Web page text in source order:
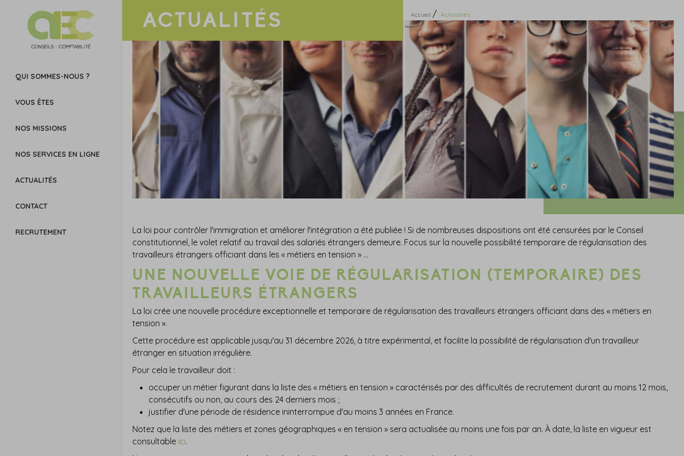
QUI SOMMES-NOUS ?
VOUS ÊTES
NOS MISSIONS
NOS SERVICES EN LIGNE
ACTUALITÉS
CONTACT
RECRUTEMENT
ACTUALITÉS Accueil / Actualités
La loi pour contrôler l'immigration et améliorer l'intégration a été publiée ! Si de nombreuses dispositions ont été censurées par le Conseil
constitutionnel, le volet relatif au travail des salariés étrangers demeure. Focus sur la nouvelle possibilité temporaire de régularisation des
travailleurs étrangers officiant dans les « métiers en tension » …
UNE NOUVELLE VOIE DE RÉGULARISATION (TEMPORAIRE) DES
TRAVAILLEURS ÉTRANGERS
La loi crée une nouvelle procédure exceptionnelle et temporaire de régularisation des travailleurs étrangers officiant dans des « métiers en
tension ».
Cette procédure est applicable jusqu'au 31 décembre 2026, à titre expérimental, et facilite la possibilité de régularisation d'un travailleur
étranger en situation irrégulière.
Pour cela le travailleur doit :
occuper un métier figurant dans la liste des « métiers en tension » caractérisés par des difficultés de recrutement durant au moins 12 mois,
consécutifs ou non, au cours des 24 derniers mois ;
justifier d'une période de résidence ininterrompue d'au moins 3 années en France.
Notez que la liste des métiers et zones géographiques « en tension » sera actualisée au moins une fois par an. À date, la liste en vigueur est
consultable ici.